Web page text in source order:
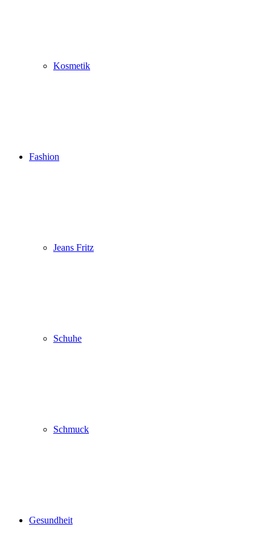
Kosmetik
Fashion
Jeans Fritz
Schuhe
Schmuck
Gesundheit